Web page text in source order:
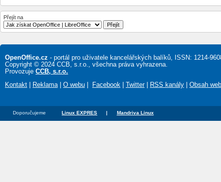
Přejít na
OpenOffice.cz - portál pro uživatele kancelářských balíků, ISSN: 1214-
Copyright © 2024 CCB, s.r.o., všechna práva vyhrazena.
Provozuje CCB, s.r.o.
Kontakt
Reklama O webu Facebook Twitter| RSS kanály Obsah
Doporučujeme Linux EXPRES | Mandriva Linux